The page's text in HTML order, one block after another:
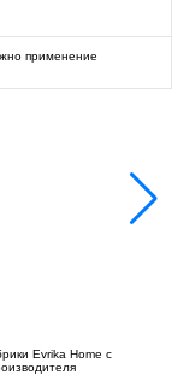
применение
Evrika Home c